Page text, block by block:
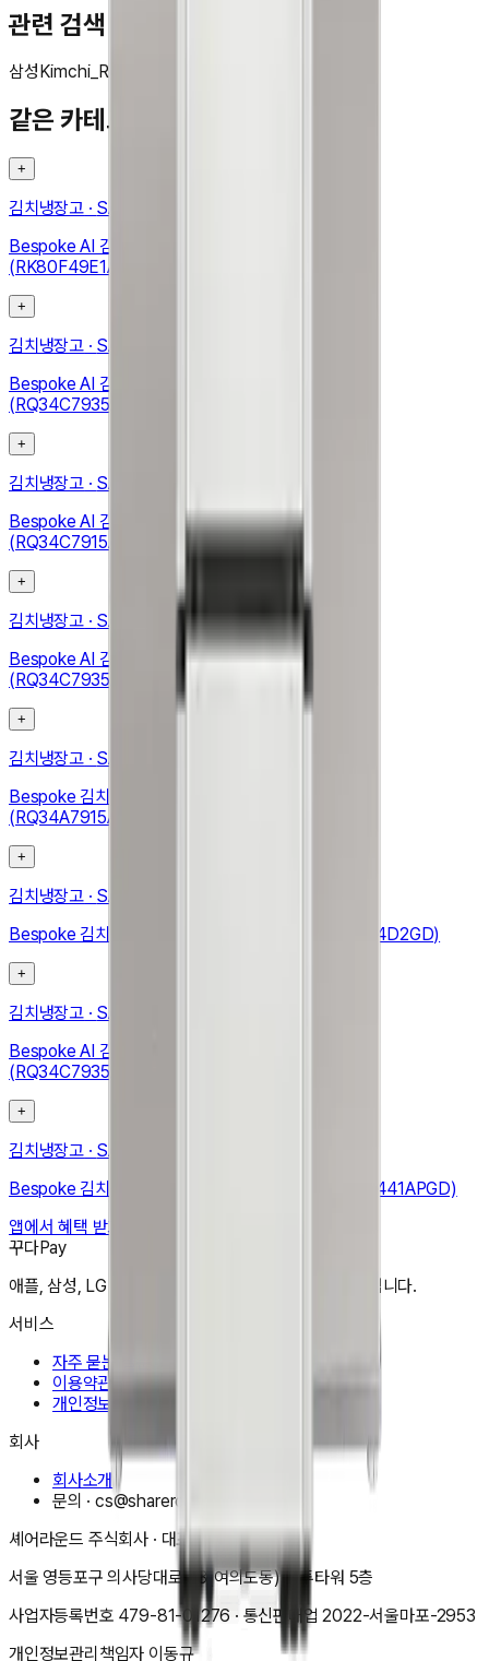
관련 검색
삼성 Kimchi_Refrigerator
같은 카테고리 다른 기기
+
김치냉장고 · SAMSUNG
Bespoke AI 김치플러스 4도어 490L (메탈쿨링 선반)
(RK80F49E1A)
+
김치냉장고 · SAMSUNG
Bespoke AI 김치플러스 1도어 키친핏 347L (좌열림)
(RQ34C7935APET)
+
김치냉장고 · SAMSUNG
Bespoke AI 김치플러스 1도어 키친핏 348L (좌열림)
(RQ34C7915AP01)
+
김치냉장고 · SAMSUNG
Bespoke AI 김치플러스 1도어 키친핏 347L (좌열림)
(RQ34C7935APEW)
+
김치냉장고 · SAMSUNG
Bespoke 김치냉장고 1도어 348L (우힌지, 우개폐)
(RQ34A7915AP)
+
김치냉장고 · SAMSUNG
Bespoke 김치플러스 3도어 키친핏 313L (RQ33DB74D2GD)
+
김치냉장고 · SAMSUNG
Bespoke AI 김치플러스 1도어 키친핏 347L (좌열림)
(RQ34C7935APB)
+
김치냉장고 · SAMSUNG
Bespoke 김치플러스 3도어 키친핏 313L (RQ33DB7441APGD)
앱에서 혜택 받고 구매하기
꾸다Pay
애플, 삼성, LG 어떤 상품도 한달 3만원으로 만들어 드립니다.
서비스
자주 묻는 질문
이용약관
개인정보처리방침
회사
회사소개
문의 ·cs@shareround.co.kr
셰어라운드 주식회사 · 대표이동규
서울 영등포구 의사당대로 83(여의도동) 오투타워 5층
사업자등록번호 479-81-01276 · 통신판매업2022-서울마포-2953
개인정보관리책임자 이동규